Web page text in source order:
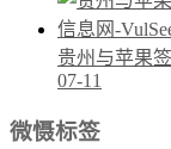
贵州与苹果
07-11
微慑标签